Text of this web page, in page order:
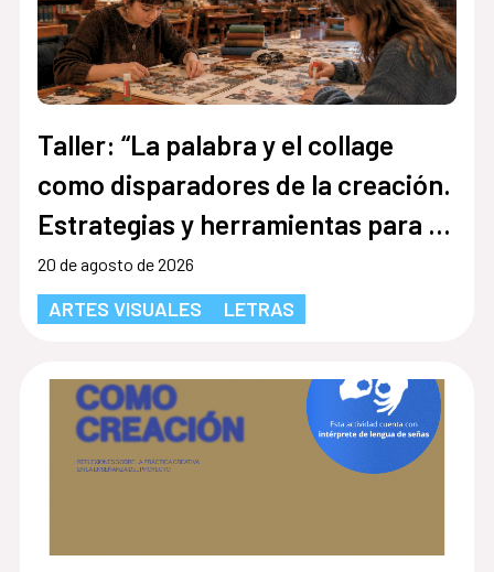
Taller: “La palabra y el collage
como disparadores de la creación.
Estrategias y herramientas para la
inclusión social comunitaria”
20 de agosto de 2026
ARTES VISUALES LETRAS